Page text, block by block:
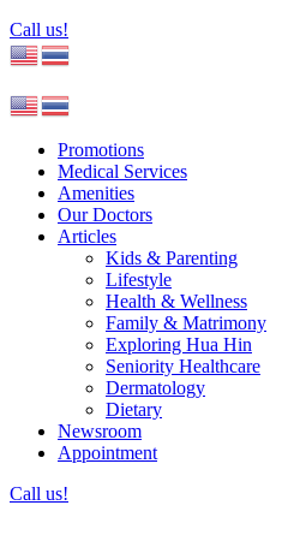
Call us!
Promotions
Medical Services
Amenities
Our Doctors
Articles
Kids & Parenting
Lifestyle
Health & Wellness
Family & Matrimony
Exploring Hua Hin
Seniority Healthcare
Dermatology
Dietary
Newsroom
Appointment
Call us!